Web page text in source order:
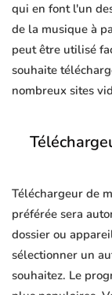
qui en font l'un
de la musique à
peut être utilisé
souhaite
nombreux sites
Téléchargeur de
préférée sera
dossier ou
sélectionner un
souhaitez. Le